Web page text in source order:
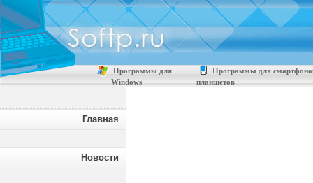
Программы для
Windows
Программы для
планшетов
Главная
Новости